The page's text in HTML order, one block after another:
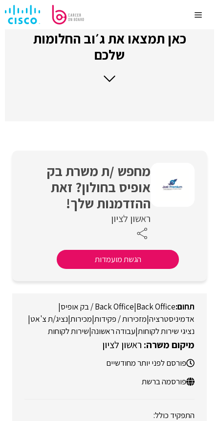
לתוכןMenu
כאן תמצאו את ג׳וב החלומות
שלכם
מחפש /ת משרת בק
אופיס בחולון? זאת
ההזדמנות שלך!
ראשון לציון
הגשת מועמדות
Back Office
|Back Office / בק אופיס
|
אדמיניסטרציה|מזכירות / פקידות|מכירות|נציג/ת צ'אט|
נציגי שירות לקוחות|עבודה ראשונה|שירות לקוחות
ראשון לציון
פורסם לפני יותר מחודשיים
פורסמה ברשת
התפקיד כולל: